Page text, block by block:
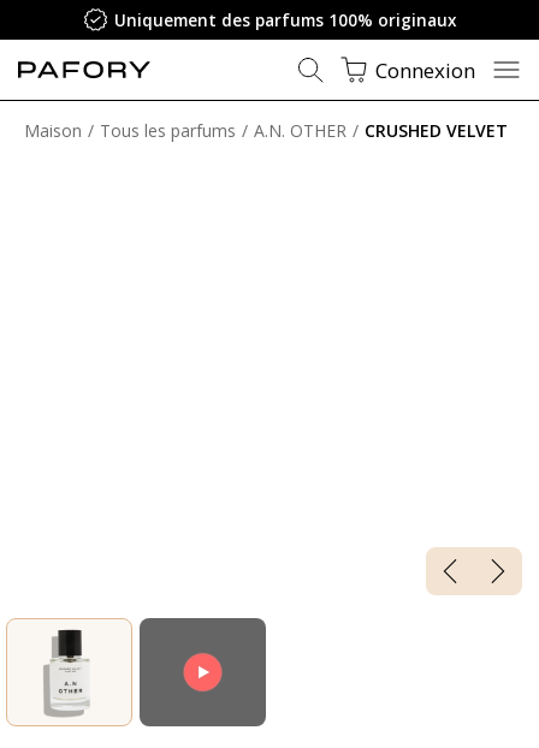
Uniquement des parfums 100% originaux
Connexion
Maison Tous les parfums A.N. OTHER CRUSHED VELVET